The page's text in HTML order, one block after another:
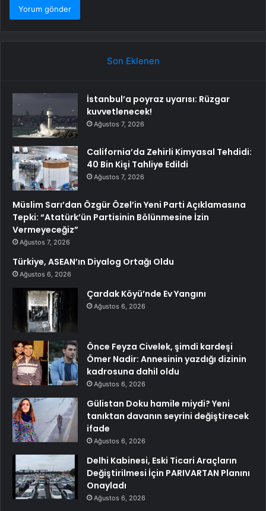
Son Eklenen
İstanbul’a poyraz uyarısı: Rüzgar
kuvvetlenecek!
Ağustos 7, 2026
California’da Zehirli Kimyasal Tehdidi:
40 Bin Kişi Tahliye Edildi
Ağustos 7, 2026
Müslim Sarı’dan Özgür Özel’in Yeni Parti Açıklamasına
Tepki: “Atatürk’ün Partisinin Bölünmesine İzin
Vermeyeceğiz”
Ağustos 7, 2026
Türkiye, ASEAN’ın Diyalog Ortağı Oldu
Ağustos 6, 2026
Çardak Köyü’nde Ev Yangını
Ağustos 6, 2026
Önce Feyza Civelek, şimdi kardeşi
Ömer Nadir: Annesinin yazdığı dizinin
kadrosuna dahil oldu
Ağustos 6, 2026
Gülistan Doku hamile miydi? Yeni
tanıktan davanın seyrini değiştirecek
ifade
Ağustos 6, 2026
Delhi Kabinesi, Eski Ticari Araçların
Değiştirilmesi İçin PARIVARTAN Planını
Onayladı
Ağustos 6, 2026